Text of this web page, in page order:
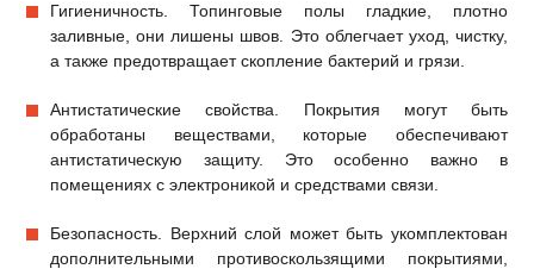
Гигиеничность. Топинговые полы гладкие, плотно
заливные, они лишены швов. Это облегчает уход, чистку,
а также предотвращает скопление бактерий и грязи.
Антистатические свойства. Покрытия могут быть
обработаны веществами, которые обеспечивают
антистатическую защиту. Это особенно важно в
помещениях с электроникой и средствами связи.
Безопасность. Верхний слой может быть укомплектован
дополнительными противоскользящими покрытиями,